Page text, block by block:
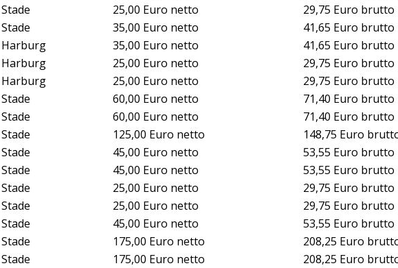
Stade 25,00 Euro netto
29,75 Euro brutto
Stade 35,00 Euro netto
41,65 Euro brutto
Harburg 35,00 Euro netto
41,65 Euro brutto
Harburg 25,00 Euro netto
29,75 Euro brutto
Harburg 25,00 Euro netto
29,75 Euro brutto
Stade 60,00 Euro netto
71,40 Euro brutto
Stade 60,00 Euro netto
71,40 Euro brutto
Stade 125,00 Euro netto
148,75 Euro
Stade 45,00 Euro netto
53,55 Euro brutto
Stade 45,00 Euro netto
53,55 Euro brutto
Stade 25,00 Euro netto
29,75 Euro brutto
Stade 25,00 Euro netto
29,75 Euro brutto
Stade 45,00 Euro netto
53,55 Euro brutto
Stade 175,00 Euro netto
208,25 Euro
Stade 175,00 Euro netto
208,25 Euro